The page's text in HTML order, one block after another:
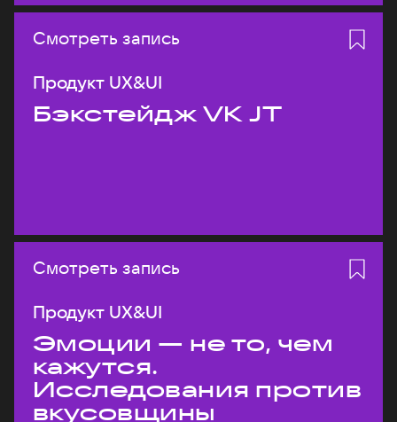
Смотреть запись
Продукт UX&UI
Бэкстейдж VK JT
Смотреть запись
Продукт UX&UI
Эмоции — не то, чем
кажутся.
Исследования против
вкусовщины